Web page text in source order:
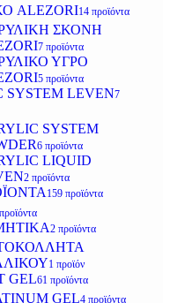
ALEZORI14 προϊόντα
ΣΚΟΝΗ
7 προϊόντα
ΥΓΡΟ
5 προϊόντα
SYSTEM LEVEN7
SYSTEM
6 προϊόντα
LIQUID
2 προϊόντα
159 προϊόντα
2 προϊόντα
1 προϊόν
GEL61 προϊόντα
GEL4 προϊόντα